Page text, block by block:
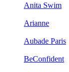
Anita Swim
Arianne
Aubade Paris
BeConfident